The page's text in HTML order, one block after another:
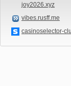
joy2026.xyz
vibes.rusff.me
casinoselector-